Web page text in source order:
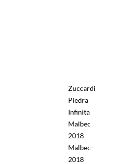
Zuccardi
Piedra
Infinita
Malbec
2018
Malbec-
2018